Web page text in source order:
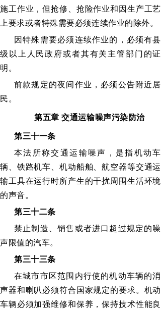
施工作业，但抢修、抢险作业和因生产工艺
上要求或者特殊需要必须连续作业的除外。
因特殊需要必须连续作业的，必须有县
级以上人民政府或者其有关主管部门的证
明。
前款规定的夜间作业，必须公告附近居
民。
第五章 交通运输噪声污染防治
第三十一条
本法所称交通运输噪声，是指机动车
辆、铁路机车、机动船舶、航空器等交通运
输工具在运行时所产生的干扰周围生活环境
的声音。
第三十二条
禁止制造、销售或者进口超过规定的噪
声限值的汽车。
第三十三条
在城市市区范围内行使的机动车辆的消
声器和喇叭必须符合国家规定的要求。机动
车辆必须加强维修和保养，保持技术性能良